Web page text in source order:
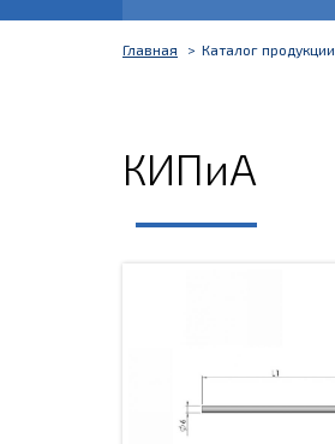
Главная Каталог продукции
КИПиА